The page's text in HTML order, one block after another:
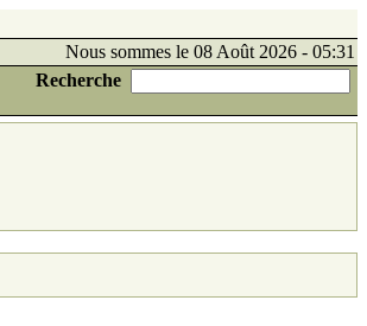
Nous sommes le 08 Août 2026 - 05:31
Recherche